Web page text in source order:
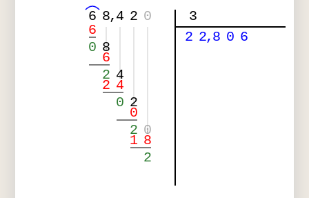
6 8 4 2
, 0
3
2 2,8 0 6
6
0 8
6
2 4
4
2
0 2
0
2 0
8
1
2